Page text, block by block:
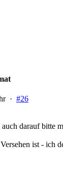
· #26
darauf bitte
ist -